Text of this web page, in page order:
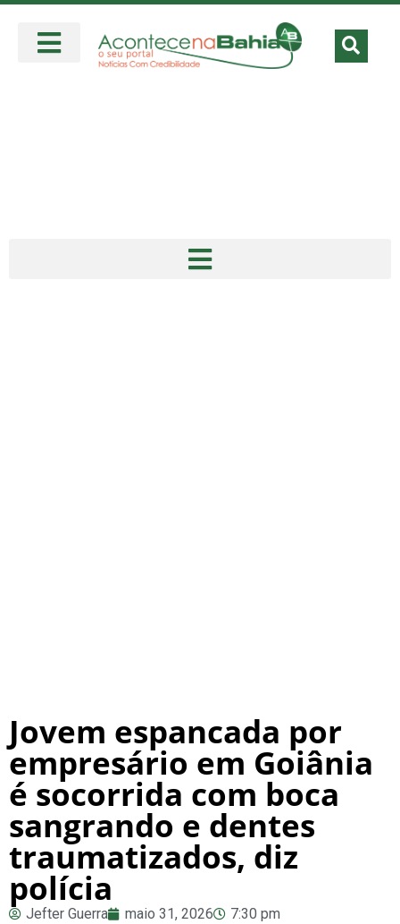
Jovem espancada por
empresário em Goiânia
é socorrida com boca
sangrando e dentes
traumatizados, diz
polícia
Jefter Guerra maio 31, 2026 7:30 pm